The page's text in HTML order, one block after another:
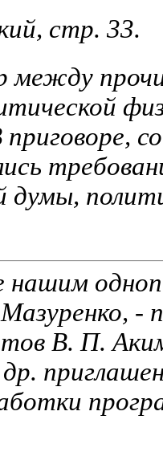
стр. 33.
думы,
нашим
-
В. П.